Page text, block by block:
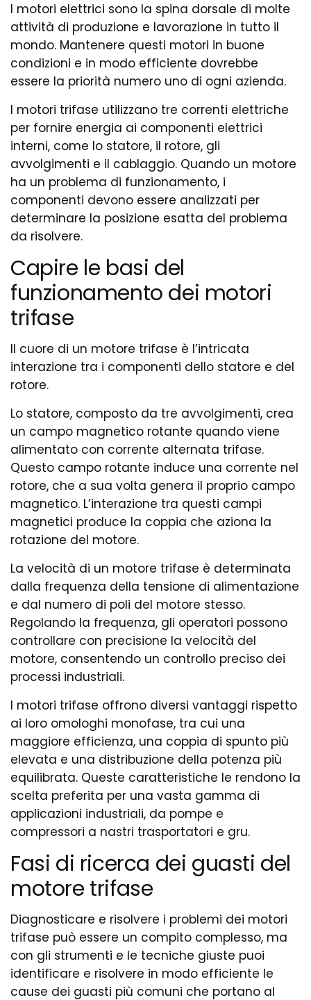
I motori elettrici sono la spina dorsale di molte
attività di produzione e lavorazione in tutto il
mondo. Mantenere questi motori in buone
condizioni e in modo efficiente dovrebbe
essere la priorità numero uno di ogni azienda.
I motori trifase utilizzano tre correnti elettriche
per fornire energia ai componenti elettrici
interni, come lo statore, il rotore, gli
avvolgimenti e il cablaggio. Quando un motore
ha un problema di funzionamento, i
componenti devono essere analizzati per
determinare la posizione esatta del problema
da risolvere.
Capire le basi del
funzionamento dei motori
trifase
Il cuore di un motore trifase è l’intricata
interazione tra i componenti dello statore e del
rotore.
Lo statore, composto da tre avvolgimenti, crea
un campo magnetico rotante quando viene
alimentato con corrente alternata trifase.
Questo campo rotante induce una corrente nel
rotore, che a sua volta genera il proprio campo
magnetico. L’interazione tra questi campi
magnetici produce la coppia che aziona la
rotazione del motore.
La velocità di un motore trifase è determinata
dalla frequenza della tensione di alimentazione
e dal numero di poli del motore stesso.
Regolando la frequenza, gli operatori possono
controllare con precisione la velocità del
motore, consentendo un controllo preciso dei
processi industriali.
I motori trifase offrono diversi vantaggi rispetto
ai loro omologhi monofase, tra cui una
maggiore efficienza, una coppia di spunto più
elevata e una distribuzione della potenza più
equilibrata. Queste caratteristiche le rendono la
scelta preferita per una vasta gamma di
applicazioni industriali, da pompe e
compressori a nastri trasportatori e gru.
Fasi di ricerca dei guasti del
motore trifase
Diagnosticare e risolvere i problemi dei motori
trifase può essere un compito complesso, ma
con gli strumenti e le tecniche giuste puoi
identificare e risolvere in modo efficiente le
cause dei guasti più comuni che portano al